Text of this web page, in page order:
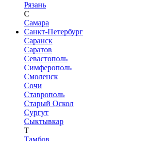
Рязань
С
Самара
Санкт-Петербург
Саранск
Саратов
Севастополь
Симферополь
Смоленск
Сочи
Ставрополь
Старый Оскол
Сургут
Сыктывкар
Т
Тамбов